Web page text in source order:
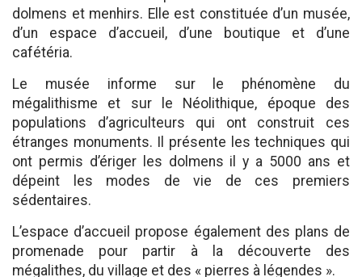
dolmens et menhirs. Elle est constituée d’un musée,
d’un espace d’accueil, d’une boutique et d’une
cafétéria.
Le musée informe sur le phénomène du
mégalithisme et sur le Néolithique, époque des
populations d’agriculteurs qui ont construit ces
étranges monuments. Il présente les techniques qui
ont permis d’ériger les dolmens il y a 5000 ans et
dépeint les modes de vie de ces premiers
sédentaires.
L’espace d’accueil propose également des plans de
promenade pour partir à la découverte des
mégalithes, du village et des « pierres à légendes ».